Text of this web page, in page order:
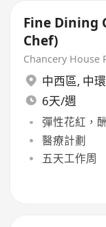
Fine Dining
Chef)
Chancery House
中西區, 中環
6天/週
彈性花紅，
醫療計劃
五天工作周